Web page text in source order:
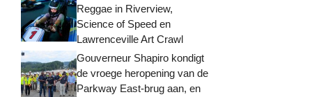
Reggae in Riverview,
Science of Speed ​​en
Lawrenceville Art Crawl
Gouverneur Shapiro kondigt
de vroege heropening van de
Parkway East-brug aan, en